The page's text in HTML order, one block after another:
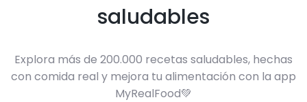
saludables
Explora más de 200.000 recetas saludables, hechas
con comida real y mejora tu alimentación con la app
MyRealFood💚